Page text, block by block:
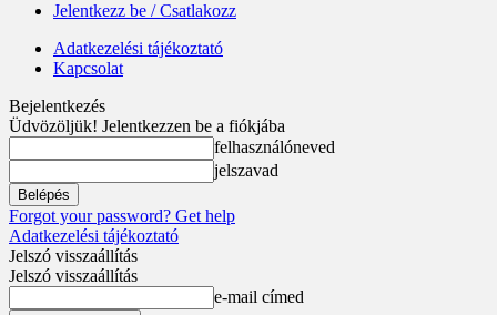
Jelentkezz be / Csatlakozz
Adatkezelési tájékoztató
Kapcsolat
Bejelentkezés
Üdvözöljük! Jelentkezzen be a fiókjába
felhasználóneved
jelszavad
Forgot your password? Get help
Adatkezelési tájékoztató
Jelszó visszaállítás
Jelszó visszaállítás
e-mail címed